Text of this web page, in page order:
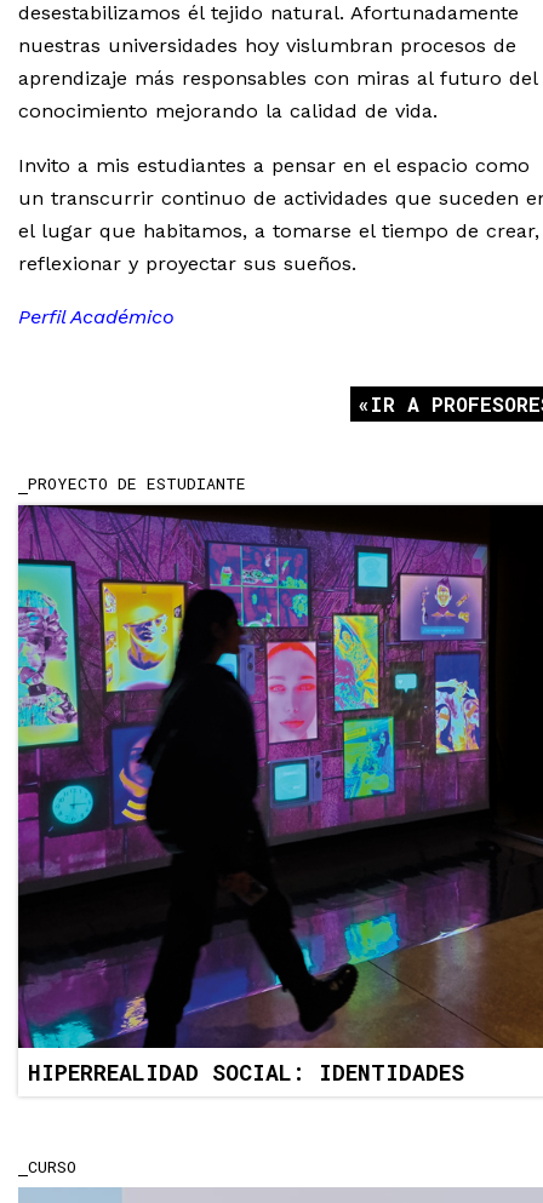
desestabilizamos él tejido natural. Afortunadamente
nuestras universidades hoy vislumbran procesos de
aprendizaje más responsables con miras al futuro del
conocimiento mejorando la calidad de vida.
Invito a mis estudiantes a pensar en el espacio como
un transcurrir continuo de actividades que suceden
el lugar que habitamos, a tomarse el tiempo de crear,
reflexionar y proyectar sus sueños.
Perfil Académico
IR A
PROYECTO DE ESTUDIANTE
HIPERREALIDAD SOCIAL: IDENTIDADES
CURSO